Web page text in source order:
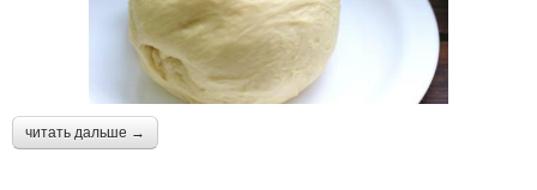
читать дальше →